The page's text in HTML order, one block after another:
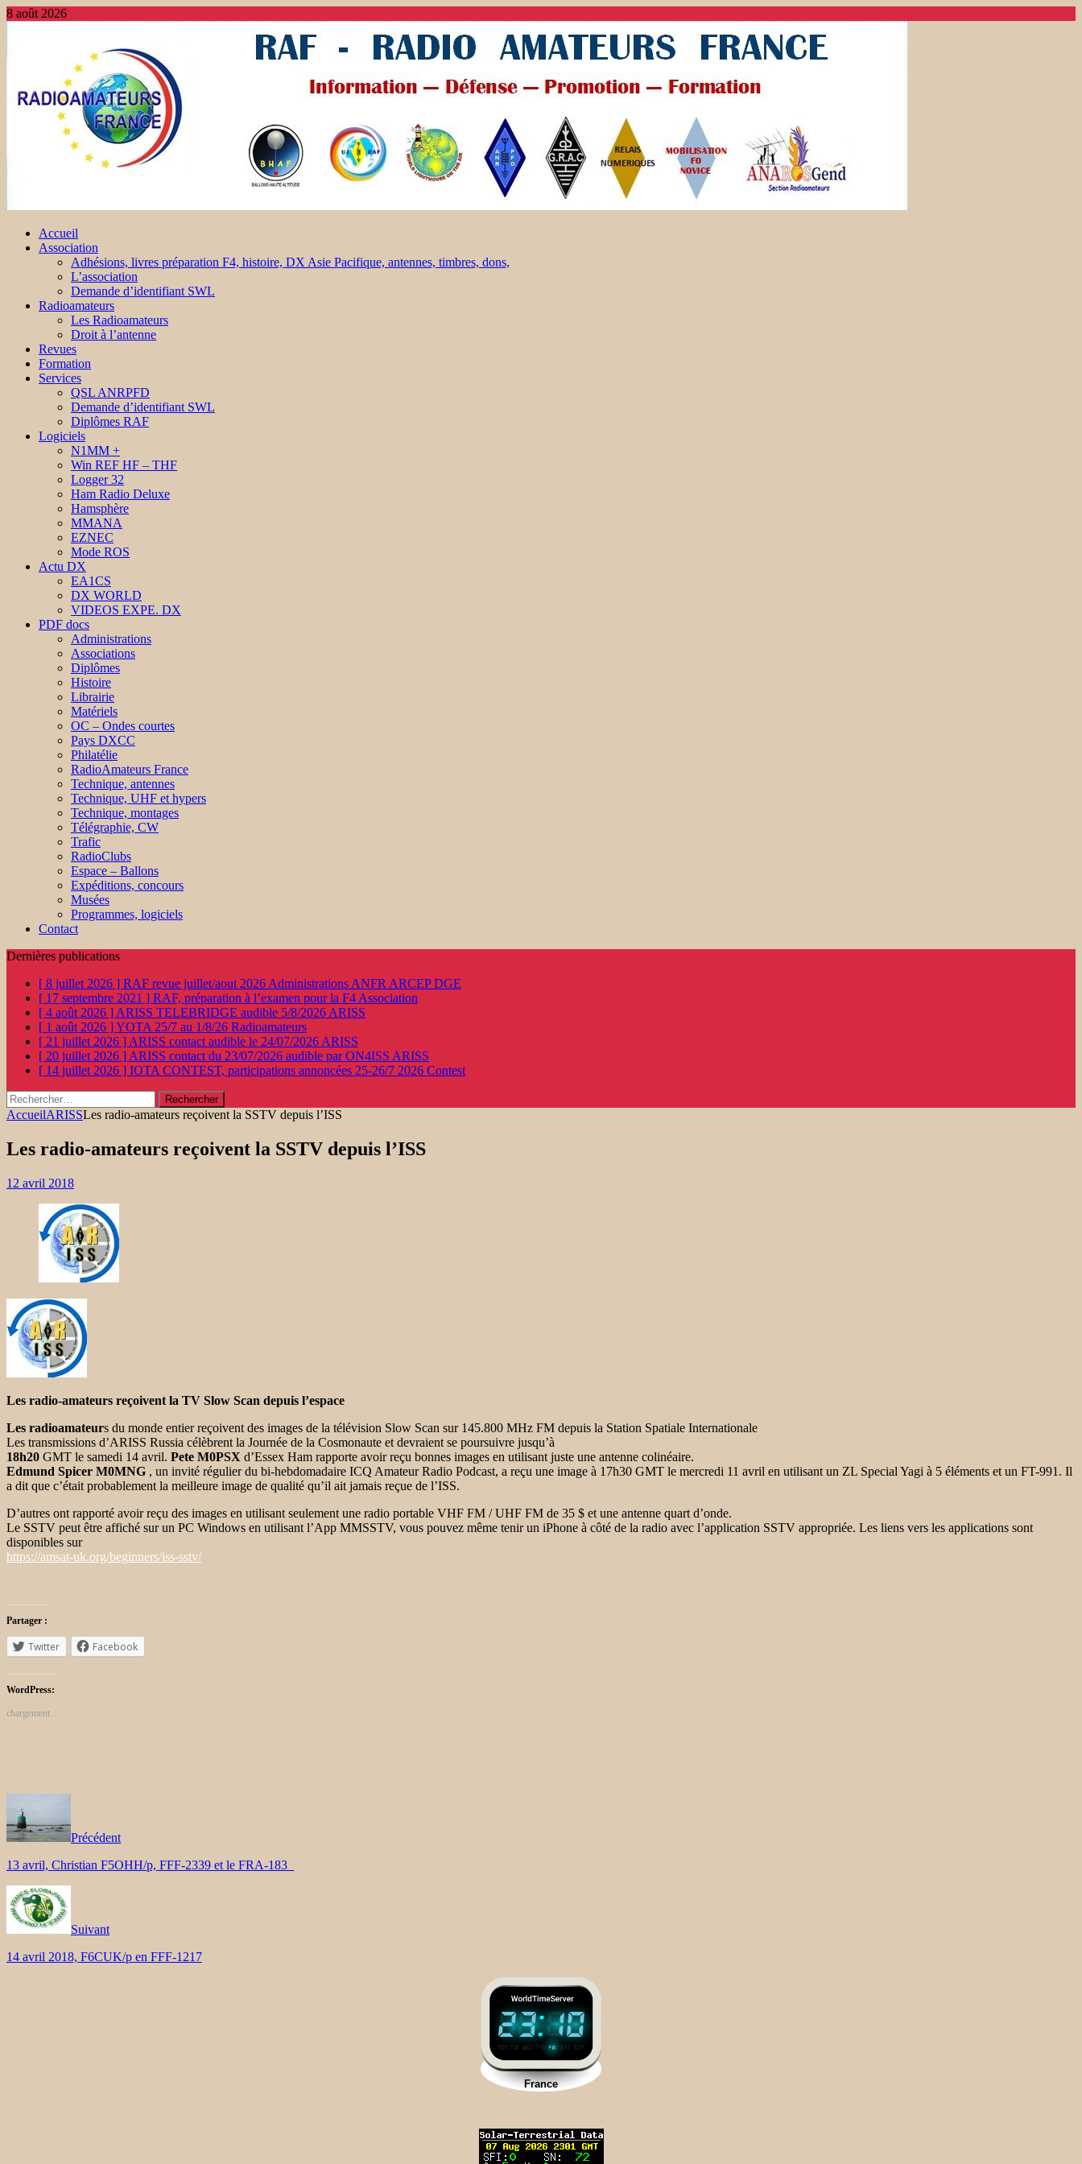
8 août 2026
Accueil
Association
Adhésions, livres préparation F4, histoire, DX Asie Pacifique, antennes, timbres, dons,
L’association
Demande d’identifiant SWL
Radioamateurs
Les Radioamateurs
Droit à l’antenne
Revues
Formation
Services
QSL ANRPFD
Demande d’identifiant SWL
Diplômes RAF
Logiciels
N1MM +
Win REF HF – THF
Logger 32
Ham Radio Deluxe
Hamsphère
MMANA
EZNEC
Mode ROS
Actu DX
EA1CS
DX WORLD
VIDEOS EXPE. DX
PDF docs
Administrations
Associations
Diplômes
Histoire
Librairie
Matériels
OC – Ondes courtes
Pays DXCC
Philatélie
RadioAmateurs France
Technique, antennes
Technique, UHF et hypers
Technique, montages
Télégraphie, CW
Trafic
RadioClubs
Espace – Ballons
Expéditions, concours
Musées
Programmes, logiciels
Contact
Dernières publications
[ 8 juillet 2026 ] RAF revue juillet/aout 2026 Administrations ANFR ARCEP DGE
[ 17 septembre 2021 ] RAF, préparation à l’examen pour la F4 Association
[ 4 août 2026 ] ARISS TELEBRIDGE audible 5/8/2026 ARISS
[ 1 août 2026 ]YOTA 25/7 au 1/8/26 Radioamateurs
[ 21 juillet 2026 ] ARISS contact audible le 24/07/2026 ARISS
[ 20 juillet 2026 ] ARISS contact du 23/07/2026 audible par ON4ISS ARISS
[ 14 juillet 2026 ] IOTA CONTEST, participations annoncées 25-26/7 2026 Contest
Rechercher :
AccueilARISSLes radio-amateurs reçoivent la SSTV depuis l’ISS
Les radio-amateurs reçoivent la SSTV depuis l’ISS
12 avril 2018
Les radio-amateurs reçoivent la TV Slow Scan depuis l’espace
Les radioamateurs du monde entier reçoivent des images de la télévision Slow Scan sur 145.800 MHz FM depuis la Station Spatiale Internationale
Les transmissions d’ARISS Russia célèbrent la Journée de la Cosmonaute et devraient se poursuivre jusqu’à
18h20 GMT le samedi 14 avril. Pete M0PSX d’Essex Ham rapporte avoir reçu bonnes images en utilisant juste une antenne colinéaire.
Edmund Spicer M0MNG , un invité régulier du bi-hebdomadaire ICQ Amateur Radio Podcast, a reçu une image à 17h30 GMT le mercredi 11 avril en utilisant un ZL Special Yagi à 5 éléments et un FT-991. Il
a dit que c’était probablement la meilleure image de qualité qu’il ait jamais reçue de l’ISS.
D’autres ont rapporté avoir reçu des images en utilisant seulement une radio portable VHF FM / UHF FM de 35 $ et une antenne quart d’onde.
Le SSTV peut être affiché sur un PC Windows en utilisant l’App MMSSTV, vous pouvez même tenir un iPhone à côté de la radio avec l’application SSTV appropriée. Les liens vers les applications sont
disponibles sur
https://amsat-uk.org/beginners/iss-sstv/
Partager :
Twitter Facebook
WordPress:
chargement…
Précédent
13 avril, Christian F5OHH/p, FFF-2339 et le FRA-183
Suivant
14 avril 2018, F6CUK/p en FFF-1217